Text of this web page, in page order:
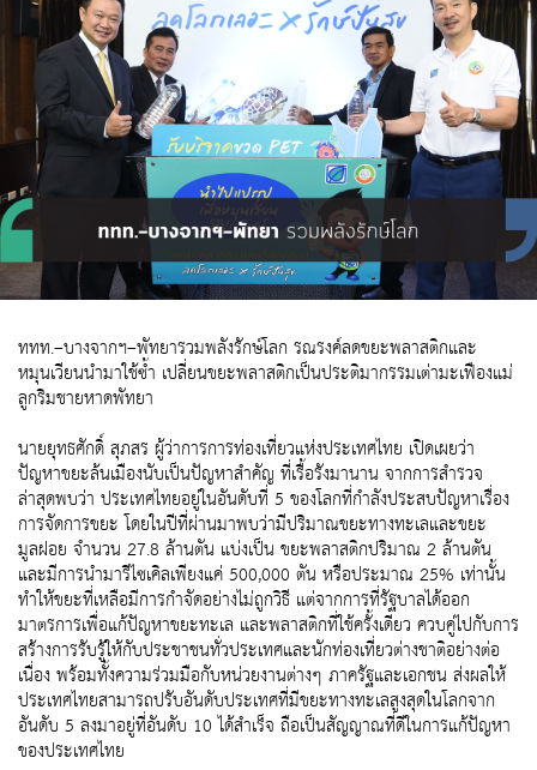
ททท.–บางจากฯ–พัทยารวมพลังรักษ์โลก รณรงค์ลดขยะพลาสติกและ
หมุนเวียนนำมาใช้ซ้ำ เปลี่ยนขยะพลาสติกเป็นประติมากรรมเต่ามะเฟืองแม่
ลูกริมชายหาดพัทยา
นายยุทธศักดิ์ สุภสร ผู้ว่าการการท่องเที่ยวแห่งประเทศไทย เปิดเผยว่า
ปัญหาขยะล้นเมืองนับเป็นปัญหาสำคัญ ที่เรื้อรังมานาน จากการสำรวจ
ล่าสุดพบว่า ประเทศไทยอยู่ในอันดับที่ 5 ของโลกที่กำลังประสบปัญหาเรื่อง
การจัดการขยะ โดยในปีที่ผ่านมาพบว่ามีปริมาณขยะทางทะเลและขยะ
มูลฝอย จำนวน 27.8 ล้านตัน แบ่งเป็น ขยะพลาสติกปริมาณ 2 ล้านตัน
และมีการนำมารีไซเคิลเพียงแค่ 500,000 ตัน หรือประมาณ 25% เท่านั้น
ทำให้ขยะที่เหลือมีการกำจัดอย่างไม่ถูกวิธี แต่จากการที่รัฐบาลได้ออก
มาตรการเพื่อแก้ปัญหาขยะทะเล และพลาสติกที่ใช้ครั้งเดียว ควบคู่ไปกับการ
สร้างการรับรู้ให้กับประชาชนทั่วประเทศและนักท่องเที่ยวต่างชาติอย่างต่อ
เนื่อง พร้อมทั้งความร่วมมือกับหน่วยงานต่างๆ ภาครัฐและเอกชน ส่งผลให้
ประเทศไทยสามารถปรับอันดับประเทศที่มีขยะทางทะเลสูงสุดในโลกจาก
อันดับ 5 ลงมาอยู่ที่อันดับ 10 ได้สำเร็จ ถือเป็นสัญญาณที่ดีในการแก้ปัญหา
ของประเทศไทย